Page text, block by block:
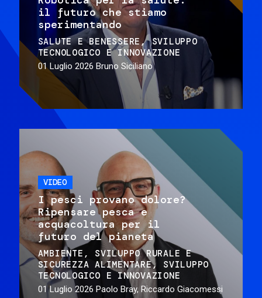
il futuro che stiamo
sperimentando
SALUTE E BENESSERE
SVILUPPO
TECNOLOGICO E INNOVAZIONE
01 Luglio 2026 Bruno Siciliano
VIDEO
I pesci provano dolore?
Ripensare pesca e
acquacoltura per il
futuro del pianeta
AMBIENTE
SVILUPPO RURALE E
SICUREZZA ALIMENTARE
SVILUPPO
TECNOLOGICO E INNOVAZIONE
01 Luglio 2026 Paolo Bray, Riccardo Giacomessi